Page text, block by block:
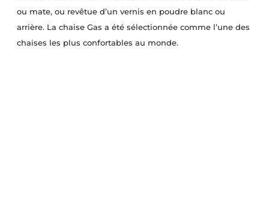
ou mate, ou revêtue d’un vernis en poudre blanc ou
arrière. La chaise Gas a été sélectionnée comme l’une des
chaises les plus confortables au monde.